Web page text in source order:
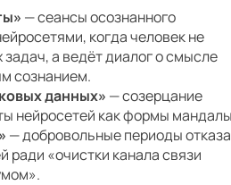
— сеансы осознанного
когда человек не
задач, а ведёт диалог о смысле
сознанием.
данных» — созерцание
нейросетей как формы
— добровольные периоды отказа
ради «очистки канала связи